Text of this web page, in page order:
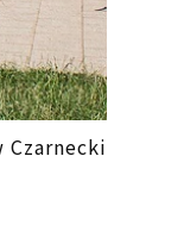
Czarnecki